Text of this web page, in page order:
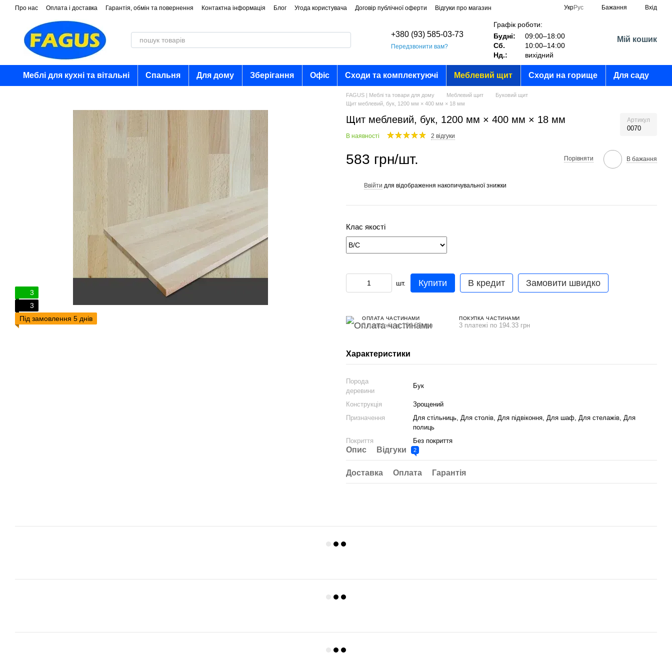
Перейти до основного контенту
Про нас Оплата і доставка Гарантія, обмін та повернення Контактна інформація Блог Угода користувача Договір публічної оферти Відгуки про магазин УкрРус Бажання Вхід
+380 (93) 585-03-73
Передзвонити вам?
Графік роботи:
Будні:
09:00–18:00
Сб.
10:00–14:00
Нд.:
вихідний
Мій кошик
Меблі для кухні та вітальні Спальня Для дому Зберігання Офіс Сходи та комплектуючі Меблевий щит Сходи на горище Для саду
3
3
Під замовлення 5 днів
FAGUS | Меблі та товари для дому Меблевий щит
Буковий щит
Щит меблевий, бук, 1200 мм × 400 мм × 18 мм
Щит меблевий, бук, 1200 мм × 400 мм × 18 мм Артикул
0070
В наявності 2 відгуки
583 грн/шт. Порівняти В бажання
Ввійти для відображення накопичувальної знижки
Клас якості
шт. Купити В кредит Замовити швидко
ОПЛАТА ЧАСТИНАМИ
3 платежі по 194.33 грн
ПОКУПКА ЧАСТИНАМИ
3 платежі по 194.33 грн
Характеристики
Порода
деревини
Бук
Конструкція
Зрощений
Призначення
Для стільниць, Для столів, Для підвіконня, Для шаф, Для стелажів, Для
полиць
Покриття
Без покриття
Опис Відгуки 2
Доставка Оплата Гарантія